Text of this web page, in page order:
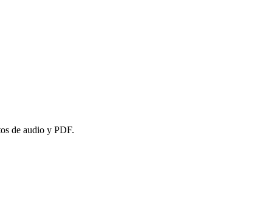
de audio y PDF.